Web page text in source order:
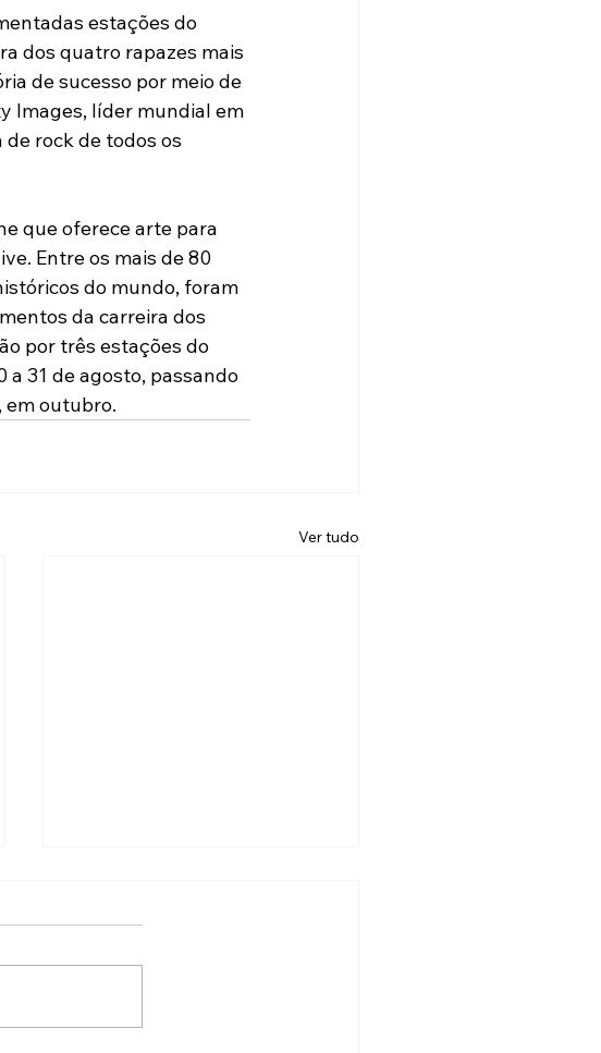
estações do
dos quatro rapazes mais
de sucesso por meio de
Images, líder mundial em
rock de todos os
que oferece arte para
Entre os mais de 80
do mundo, foram
da carreira dos
por três estações do
a 31 de agosto, passando
em outubro.
Ver tudo